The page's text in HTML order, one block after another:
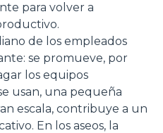
para volver a
de los empleados
se promueve, por
los equipos
usan, una pequeña
escala, contribuye a un
En los aseos, la